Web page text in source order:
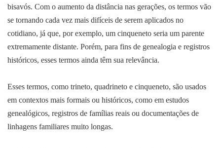
bisavós. Com o aumento da distância nas gerações, os termos vão
se tornando cada vez mais difíceis de serem aplicados no
cotidiano, já que, por exemplo, um cinqueneto seria um parente
extremamente distante. Porém, para fins de genealogia e registros
históricos, esses termos ainda têm sua relevância.
Esses termos, como trineto, quadrineto e cinqueneto, são usados
em contextos mais formais ou históricos, como em estudos
genealógicos, registros de famílias reais ou documentações de
linhagens familiares muito longas.